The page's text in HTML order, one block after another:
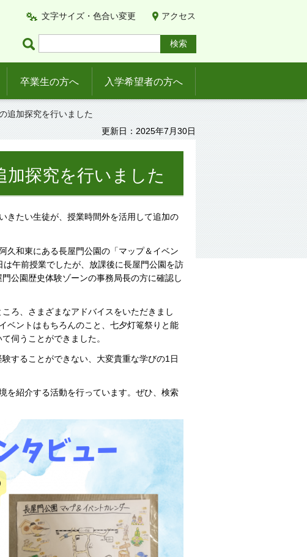
文字サイズ・色合い変更 アクセス
卒業生の方へ 入学希望者の方へ
追加探究を行いました
更新日：2025年7月30日
加探究を行いました
きたい生徒が、授業時間外を活用して追加の
久和東にある長屋門公園の「マップ＆イベン
午前授業でしたが、放課後に長屋門公園を訪
公園歴史体験ゾーンの事務局長の方に確認し
ろ、さまざまなアドバイスをいただきまし
ベントはもちろんのこと、七夕灯篭祭りと能
伺うことができました。
することができない、大変貴重な学びの1日
を紹介する活動を行っています。ぜひ、検索